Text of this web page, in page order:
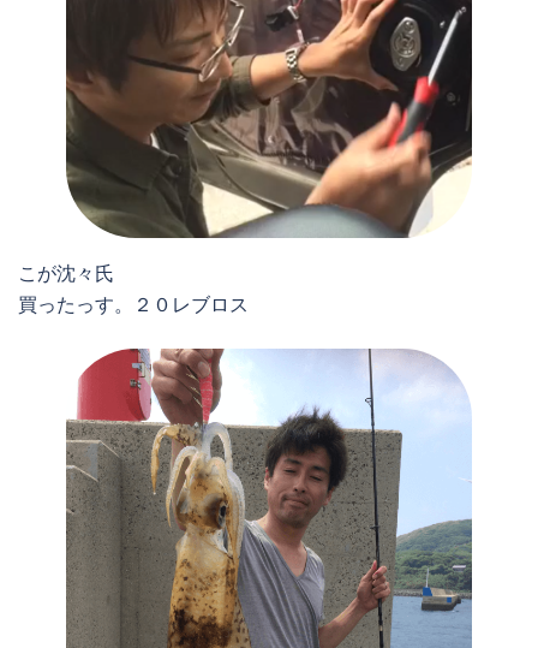
こが沈々氏
買ったっす。２０レブロス